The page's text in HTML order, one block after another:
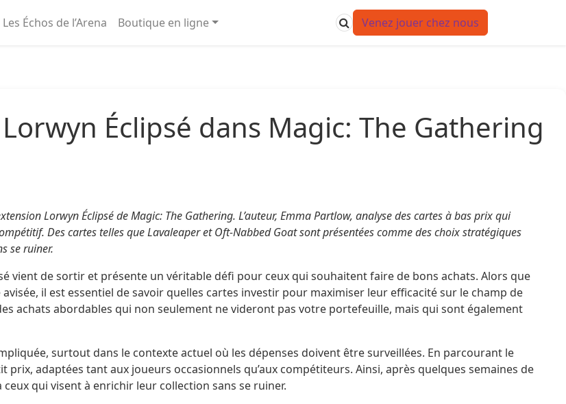
Les Échos de l’Arena Boutique en ligne Venez jouer chez nous
Éclipsé dans Magic: The Gathering
Lorwyn Éclipsé de Magic: The Gathering. L’auteur, Emma Partlow, analyse des cartes à bas prix qui
Des cartes telles que Lavaleaper et Oft-Nabbed Goat sont présentées comme des choix stratégiques
se ruiner.
vient de sortir et présente un véritable défi pour ceux qui souhaitent faire de bons achats. Alors que
il est essentiel de savoir quelles cartes investir pour maximiser leur efficacité sur le champ de
achats abordables qui non seulement ne videront pas votre portefeuille, mais qui sont également
surtout dans le contexte actuel où les dépenses doivent être surveillées. En parcourant le
adaptées tant aux joueurs occasionnels qu’aux compétiteurs. Ainsi, après quelques semaines de
qui visent à enrichir leur collection sans se ruiner.